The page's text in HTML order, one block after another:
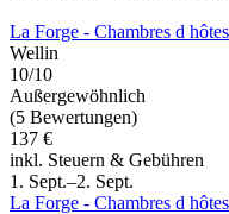
La Forge - Chambres d
Wellin
10/10
Außergewöhnlich
(5 Bewertungen)
137 €
inkl. Steuern & Gebühren
1. Sept.–2. Sept.
La Forge - Chambres d